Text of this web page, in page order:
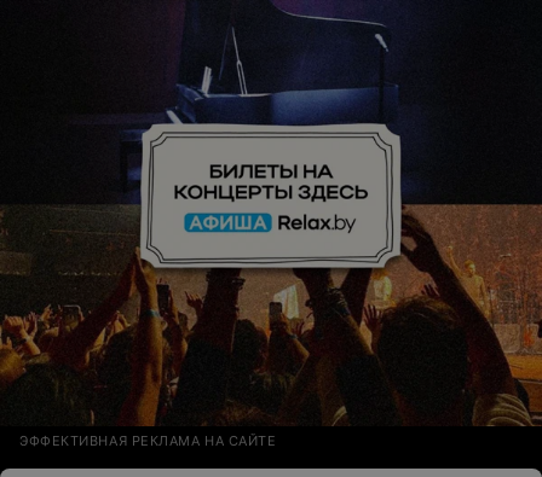
ЭФФЕКТИВНАЯ РЕКЛАМА НА САЙТЕ